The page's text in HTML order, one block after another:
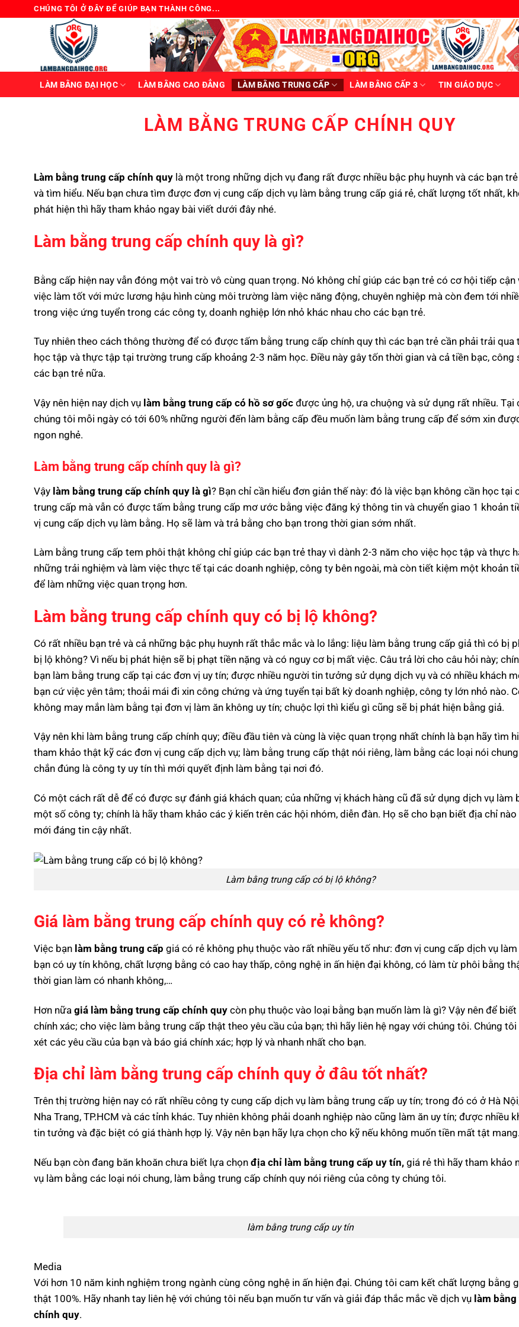
CHÚNG TÔI Ở ĐÂY ĐỂ GIÚP BẠN THÀNH CÔNG...
LÀM BẰNG ĐẠI HỌC LÀM BẰNG CAO ĐẲNG LÀM BẰNG TRUNG CẤP LÀM BẰNG CẤP 3 TIN GIÁO DỤC
LÀM BẰNG TRUNG CẤP CHÍNH QUY
Làm bằng trung cấp chính quy là một trong những dịch vụ đang rất được nhiều bậc phụ huynh và các bạn
và tìm hiểu. Nếu bạn chưa tìm được đơn vị cung cấp dịch vụ làm bằng trung cấp giá rẻ, chất lượng tốt nhất,
phát hiện thì hãy tham khảo ngay bài viết dưới đây nhé.
Làm bằng trung cấp chính quy là gì?
Bằng cấp hiện nay vẫn đóng một vai trò vô cùng quan trọng. Nó không chỉ giúp các bạn trẻ có cơ hội tiếp cận
việc làm tốt với mức lương hậu hình cùng môi trường làm việc năng động, chuyên nghiệp mà còn đem tới
trong việc ứng tuyển trong các công ty, doanh nghiệp lớn nhỏ khác nhau cho các bạn trẻ.
Tuy nhiên theo cách thông thường để có được tấm bằng trung cấp chính quy thì các bạn trẻ cần phải trải qua
học tập và thực tập tại trường trung cấp khoảng 2-3 năm học. Điều này gây tốn thời gian và cả tiền bạc, công
các bạn trẻ nữa.
Vậy nên hiện nay dịch vụ làm bằng trung cấp có hồ sơ gốc được ủng hộ, ưa chuộng và sử dụng rất nhiều. Tại
chúng tôi mỗi ngày có tới 60% những người đến làm bằng cấp đều muốn làm bằng trung cấp để sớm xin
ngon nghẻ.
Làm bằng trung cấp chính quy là gì?
Vậy làm bằng trung cấp chính quy là gì? Bạn chỉ cần hiểu đơn giản thế này: đó là việc bạn không cần học tại
trung cấp mà vẫn có được tấm bằng trung cấp mơ ước bằng việc đăng ký thông tin và chuyển giao 1 khoản
vị cung cấp dịch vụ làm bằng. Họ sẽ làm và trả bằng cho bạn trong thời gian sớm nhất.
Làm bằng trung cấp tem phôi thật không chỉ giúp các bạn trẻ thay vì dành 2-3 năm cho việc học tập và thực
những trải nghiệm và làm việc thực tế tại các doanh nghiệp, công ty bên ngoài, mà còn tiết kiệm một khoản
để làm những việc quan trọng hơn.
Làm bằng trung cấp chính quy có bị lộ không?
Có rất nhiều bạn trẻ và cả những bậc phụ huynh rất thắc mắc và lo lắng: liệu làm bằng trung cấp giả thì có bị
bị lộ không? Vì nếu bị phát hiện sẽ bị phạt tiền nặng và có nguy cơ bị mất việc. Câu trả lời cho câu hỏi này;
bạn làm bằng trung cấp tại các đơn vị uy tín; được nhiều người tin tưởng sử dụng dịch vụ và có nhiều khách
bạn cứ việc yên tâm; thoải mái đi xin công chứng và ứng tuyển tại bất kỳ doanh nghiệp, công ty lớn nhỏ nào.
không may mắn làm bằng tại đơn vị làm ăn không uy tín; chuộc lợi thì kiểu gì cũng sẽ bị phát hiện bằng giả.
Vậy nên khi làm bằng trung cấp chính quy; điều đầu tiên và cùng là việc quan trọng nhất chính là bạn hãy tìm
tham khảo thật kỹ các đơn vị cung cấp dịch vụ; làm bằng trung cấp thật nói riêng, làm bằng các loại nói
chắn đúng là công ty uy tín thì mới quyết định làm bằng tại nơi đó.
Có một cách rất dễ để có được sự đánh giá khách quan; của những vị khách hàng cũ đã sử dụng dịch vụ làm
một số công ty; chính là hãy tham khảo các ý kiến trên các hội nhóm, diễn đàn. Họ sẽ cho bạn biết địa chỉ
mới đáng tin cậy nhất.
Làm bằng trung cấp có bị lộ không?
Giá làm bằng trung cấp chính quy có rẻ không?
Việc bạn làm bằng trung cấp giá có rẻ không phụ thuộc vào rất nhiều yếu tố như: đơn vị cung cấp dịch vụ
bạn có uy tín không, chất lượng bằng có cao hay thấp, công nghệ in ấn hiện đại không, có làm từ phôi bằng
thời gian làm có nhanh không,…
Hơn nữa giá làm bằng trung cấp chính quy còn phụ thuộc vào loại bằng bạn muốn làm là gì? Vậy nên để
chính xác; cho việc làm bằng trung cấp thật theo yêu cầu của bạn; thì hãy liên hệ ngay với chúng tôi. Chúng tôi
xét các yêu cầu của bạn và báo giá chính xác; hợp lý và nhanh nhất cho bạn.
Địa chỉ làm bằng trung cấp chính quy ở đâu tốt nhất?
Trên thị trường hiện nay có rất nhiều công ty cung cấp dịch vụ làm bằng trung cấp uy tín; trong đó có ở Hà
Nha Trang, TP.HCM và các tỉnh khác. Tuy nhiên không phải doanh nghiệp nào cũng làm ăn uy tín; được nhiều
tin tưởng và đặc biệt có giá thành hợp lý. Vậy nên bạn hãy lựa chọn cho kỹ nếu không muốn tiền mất tật mang.
Nếu bạn còn đang băn khoăn chưa biết lựa chọn địa chỉ làm bằng trung cấp uy tín, giá rẻ thì hãy tham khảo
vụ làm bằng các loại nói chung, làm bằng trung cấp chính quy nói riêng của công ty chúng tôi.
làm bằng trung cấp uy tín
Media
Với hơn 10 năm kinh nghiệm trong ngành cùng công nghệ in ấn hiện đại. Chúng tôi cam kết chất lượng bằng
thật 100%. Hãy nhanh tay liên hệ với chúng tôi nếu bạn muốn tư vấn và giải đáp thắc mắc về dịch vụ làm
chính quy.